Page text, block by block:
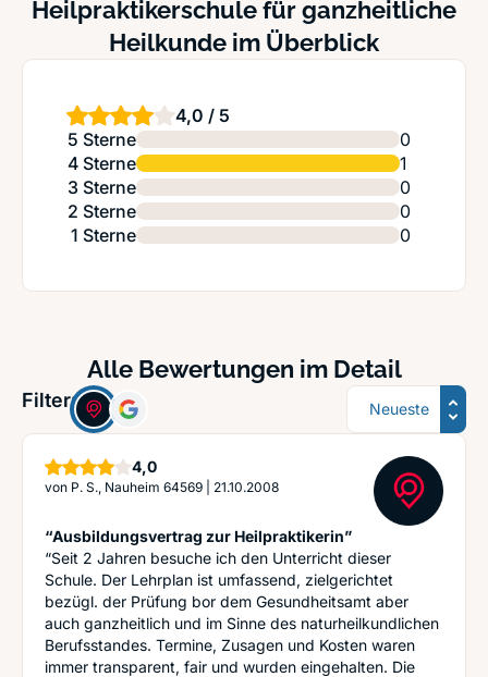
Heilpraktikerschule für ganzheitliche
Heilkunde im Überblick
4,0 / 5
5 Sterne
0
4 Sterne
1
3 Sterne
0
2 Sterne
0
1 Sterne
0
Alle Bewertungen im Detail
Filter: Sortierung
4,0Sterne
von P. S., Nauheim 64569 21.10.2008
“Ausbildungsvertrag zur Heilpraktikerin”
“Seit 2 Jahren besuche ich den Unterricht dieser
Schule. Der Lehrplan ist umfassend, zielgerichtet
bezügl. der Prüfung bor dem Gesundheitsamt aber
auch ganzheitlich und im Sinne des naturheilkundlichen
Berufsstandes. Termine, Zusagen und Kosten waren
immer transparent, fair und wurden eingehalten. Die